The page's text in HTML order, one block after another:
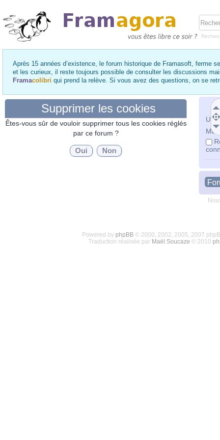
Après 15 années d’existence, le forum historique de Framasoft, ferme
et les curieux, il reste toujours possible de consulter les discussions
Framacolibri qui prend la relève. Si vous avez des questions, on se
Mot
Supprimer les cookies
Êtes-vous sûr de vouloir supprimer tous les cookies réglés
par ce forum ?
Powered by phpBB© 2000, 2002, 2005, 2007
Traduction réalisée par Maël Soucaze © 2010